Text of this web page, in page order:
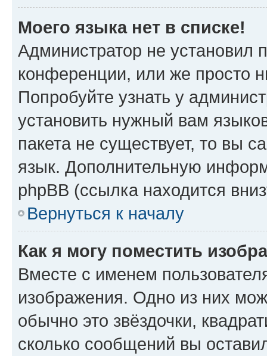
Моего языка нет в списке!
Администратор не установил
конференции, или же просто
Попробуйте узнать у
установить нужный вам
пакета не существует, то вы
язык. Дополнительную
phpBB (ссылка находится
Вернуться к началу
Как я могу поместить
Вместе с именем
изображения. Одно из них
обычно это звёздочки,
сколько сообщений вы